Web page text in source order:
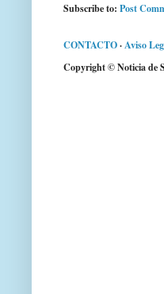
Subscribe to: Post
CONTACTO·Aviso
Copyright © Noticia de